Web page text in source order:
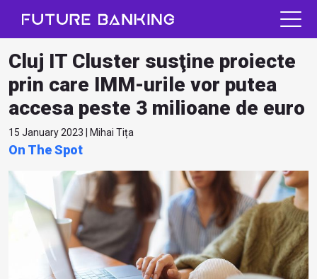
Cluj IT Cluster susţine proiecte
prin care IMM-urile vor putea
accesa peste 3 milioane de euro
15 January 2023 | Mihai Tița
On The Spot